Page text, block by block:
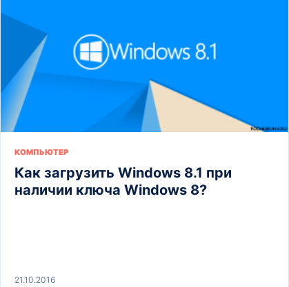
КОМПЬЮТЕР
Как загрузить Windows 8.1 при
наличии ключа Windows 8?
21.10.2016